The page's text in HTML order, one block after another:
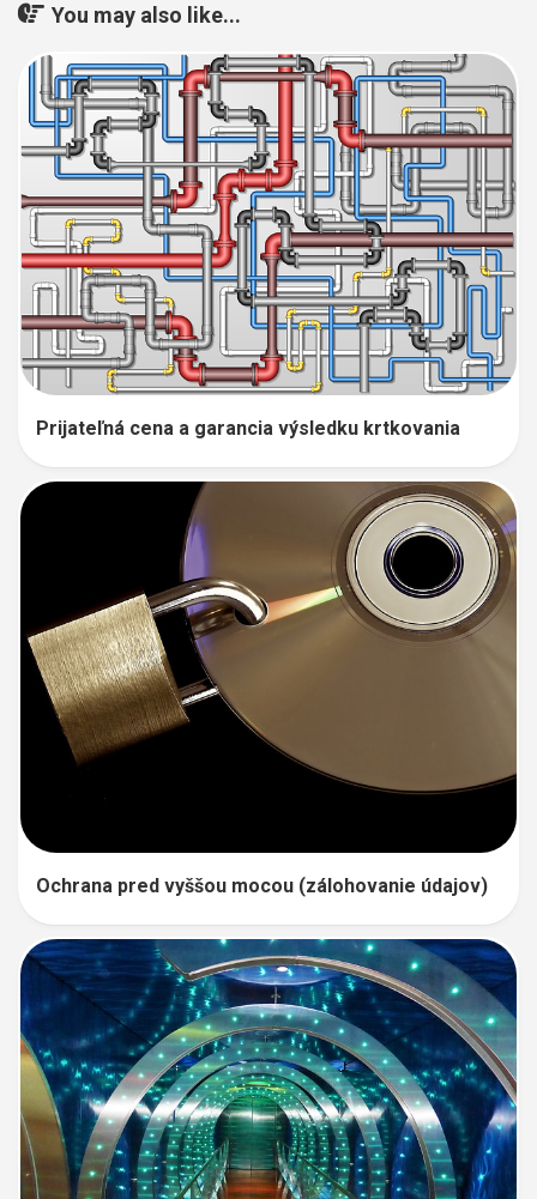
You may also like...
Prijateľná cena a garancia výsledku krtkovania
Ochrana pred vyššou mocou (zálohovanie údajov)